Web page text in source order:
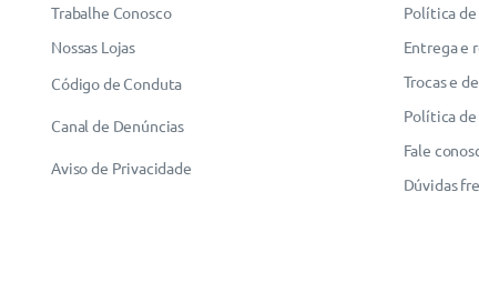
Trabalhe Conosco
Nossas Lojas
Código de Conduta
Canal de Denúncias
Aviso de Privacidade
Política
Entrega e
Trocas e
Política
Fale
Dúvidas